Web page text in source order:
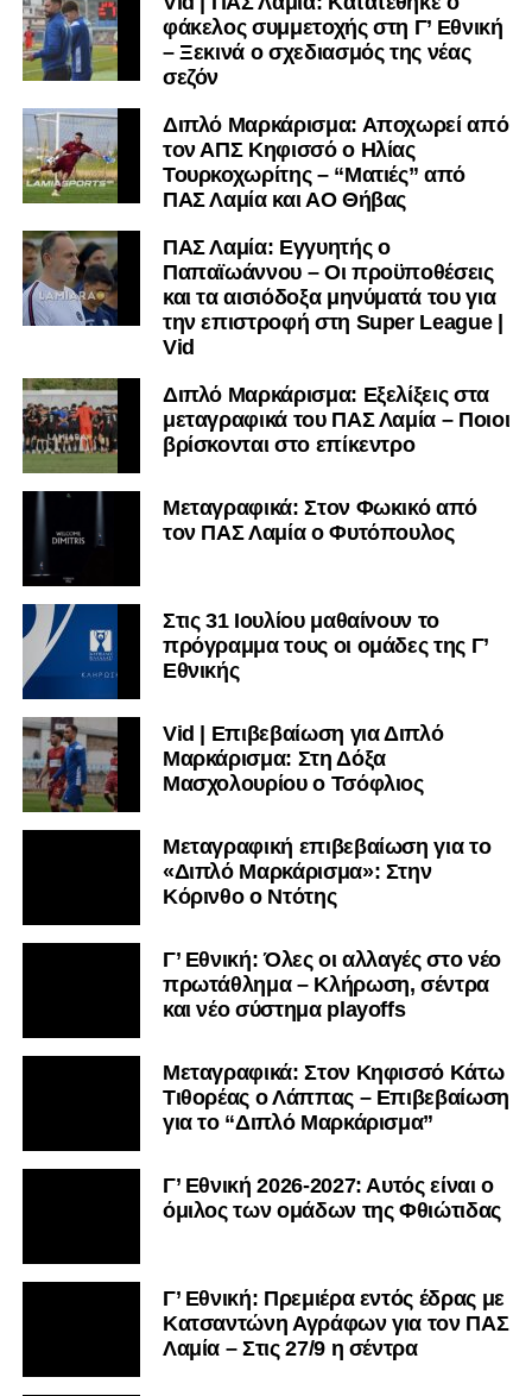
φάκελος συμμετοχής στη Γ’ Εθνική
– Ξεκινά ο σχεδιασμός της νέας
σεζόν
Διπλό Μαρκάρισμα: Αποχωρεί από
τον ΑΠΣ Κηφισσό ο Ηλίας
Τουρκοχωρίτης – “Ματιές” από
ΠΑΣ Λαμία και ΑΟ Θήβας
ΠΑΣ Λαμία: Εγγυητής ο
Παπαϊωάννου – Οι προϋποθέσεις
και τα αισιόδοξα μηνύματά του για
την επιστροφή στη Super League |
Vid
Διπλό Μαρκάρισμα: Εξελίξεις στα
μεταγραφικά του ΠΑΣ Λαμία – Ποιοι
βρίσκονται στο επίκεντρο
Μεταγραφικά: Στον Φωκικό από
τον ΠΑΣ Λαμία ο Φυτόπουλος
Στις 31 Ιουλίου μαθαίνουν το
πρόγραμμα τους οι ομάδες της Γ’
Εθνικής
Vid | Επιβεβαίωση για Διπλό
Μαρκάρισμα: Στη Δόξα
Μασχολουρίου ο Τσόφλιος
Μεταγραφική επιβεβαίωση για το
«Διπλό Μαρκάρισμα»: Στην
Κόρινθο ο Ντότης
Γ’ Εθνική: Όλες οι αλλαγές στο νέο
πρωτάθλημα – Κλήρωση, σέντρα
και νέο σύστημα playoffs
Μεταγραφικά: Στον Κηφισσό Κάτω
Τιθορέας ο Λάππας – Επιβεβαίωση
για το “Διπλό Μαρκάρισμα”
Γ’ Εθνική 2026-2027: Αυτός είναι ο
όμιλος των ομάδων της Φθιώτιδας
Γ’ Εθνική: Πρεμιέρα εντός έδρας με
Κατσαντώνη Αγράφων για τον ΠΑΣ
Λαμία – Στις 27/9 η σέντρα